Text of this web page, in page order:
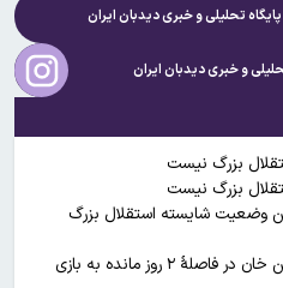
تحلیلی و خبریدیدبان ایران
و خبریدیدبان ایران
بزرگ نیست
بزرگ نیست
این وضعیت شایسته استقلال بزرگ
وضعیت چمن ورزشگاه قلعه حسن خان در فاصلۀ ۲ روز مانده به بازی